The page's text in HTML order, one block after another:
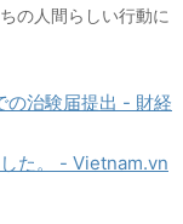
の人間らしい行動に
の治験届提出 - 財経
た。 - Vietnam.vn